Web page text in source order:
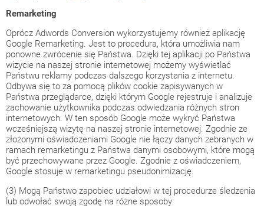
Remarketing
Oprócz Adwords Conversion wykorzystujemy również aplikację
Google Remarketing. Jest to procedura, która umożliwia nam
ponowne zwrócenie się Państwa. Dzięki tej aplikacji po Państwa
wizycie na naszej stronie internetowej możemy wyświetlać
Państwu reklamy podczas dalszego korzystania z internetu.
Odbywa się to za pomocą plików cookie zapisywanych w
Państwa przeglądarce, dzięki którym Google rejestruje i analizuje
zachowanie użytkownika podczas odwiedzania różnych stron
internetowych. W ten sposób Google może wykryć Państwa
wcześniejszą wizytę na naszej stronie internetowej. Zgodnie ze
złożonymi oświadczeniami Google nie łączy danych zebranych w
ramach remarketingu z Państwa danymi osobowymi, które mogą
być przechowywane przez Google. Zgodnie z oświadczeniem,
Google stosuje w remarketingu pseudonimizację.
(3) Mogą Państwo zapobiec udziałowi w tej procedurze śledzenia
lub odwołać swoją zgodę na różne sposoby: